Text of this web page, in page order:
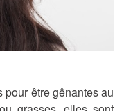
être gênantes au